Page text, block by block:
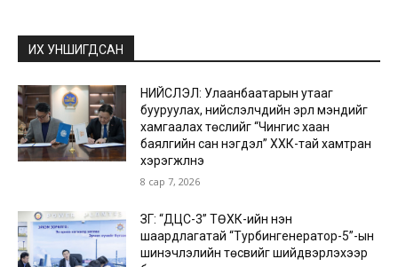
ИХ УНШИГДСАН
НИЙСЛЭЛ: Улаанбаатарын утааг
бууруулах, нийслэлчүүдийн эрүүл мэндийг
хамгаалах төслийг “Чингис хаан
баялгийн сан нэгдэл” ХХК-тай хамтран
хэрэгжүүлнэ
8 сар 7, 2026
ЗГ: “ДЦС-3” ТӨХК-ийн нэн
шаардлагатай “Турбингенератор-5”-ын
шинэчлэлийн төсвийг шийдвэрлэхээр